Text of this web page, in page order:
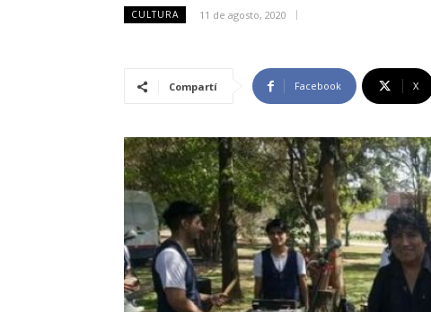
CULTURA 11 de agosto, 2020
Compartí Facebook X